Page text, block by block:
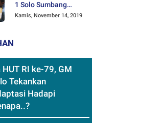
1 Solo Sumbang
Mainan Othok-othok
Kamis, November 14, 2019
RI ke-79, GM
Tekankan
Hadapi